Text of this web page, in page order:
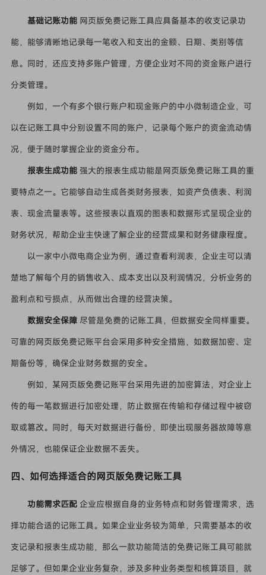
基础记账功能网页版免费记账工具应具备基本的收支记录功
能，能够清晰地记录每一笔收入和支出的金额、日期、类别等信
息。同时，还应支持多账户管理，方便企业对不同的资金账户进行
分类管理。
例如，一个有多个银行账户和现金账户的中小微制造企业，可
以在记账工具中分别设置不同的账户，记录每个账户的资金流动情
况，便于随时掌握企业的资金分布。
报表生成功能强大的报表生成功能是网页版免费记账工具的重
要特点之一。它能够自动生成各类财务报表，如资产负债表、利润
表、现金流量表等。这些报表以直观的图表和数据形式呈现企业的
财务状况，帮助企业主快速了解企业的经营成果和财务健康程度。
以一家中小微电商企业为例，通过查看利润表，企业主可以清
楚地了解每个月的销售收入、成本支出以及利润情况，分析业务的
盈利点和亏损点，从而做出合理的经营决策。
数据安全保障尽管是免费的记账工具，但数据安全同样重要。
可靠的网页版免费记账平台会采用多种安全措施，如数据加密、定
期备份等，确保企业财务数据的安全。
例如，某网页版免费记账平台采用先进的加密算法，对企业上
传的每一笔数据进行加密处理，防止数据在传输和存储过程中被窃
取或篡改。同时，每天对数据进行备份，即使出现服务器故障等意
外情况，也能保证企业数据不丢失。
四、如何选择适合的网页版免费记账工具
功能需求匹配企业应根据自身的业务特点和财务管理需求，选
择功能合适的记账工具。如果企业业务较为简单，只需要基本的收
支记录和报表生成功能，那么一款功能简洁的免费记账工具可能就
足够了。但如果企业业务复杂，涉及多种业务类型和核算项目，就